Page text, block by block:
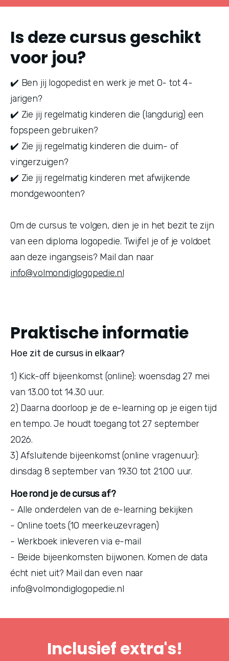
Is deze cursus geschikt
voor jou?
✔️ Ben jij logopedist en werk je met 0- tot 4-
jarigen?
✔️ Zie jij regelmatig kinderen die (langdurig) een
fopspeen gebruiken?
✔️ Zie jij regelmatig kinderen die duim- of
vingerzuigen?
✔️ Zie jij regelmatig kinderen met afwijkende
mondgewoonten?
Om de cursus te volgen, dien je in het bezit te zijn
van een diploma logopedie. Twijfel je of je voldoet
aan deze ingangseis? Mail dan naar
info@volmondiglogopedie.nl
Praktische informatie
Hoe zit de cursus in elkaar?
1) Kick-off bijeenkomst (online): woensdag 27 mei
van 13.00 tot 14.30 uur.
2) Daarna doorloop je de e-learning op je eigen tijd
en tempo. Je houdt toegang tot 27 september
2026.
3) Afsluitende bijeenkomst (online vragenuur):
dinsdag 8 september van 19.30 tot 21.00 uur.
Hoe rond je de cursus af?
- Alle onderdelen van de e-learning bekijken
- Online toets (10 meerkeuzevragen)
- Werkboek inleveren via e-mail
- Beide bijeenkomsten bijwonen. Komen de data
écht niet uit? Mail dan even naar
info@volmondiglogopedie.nl
Inclusief extra's!